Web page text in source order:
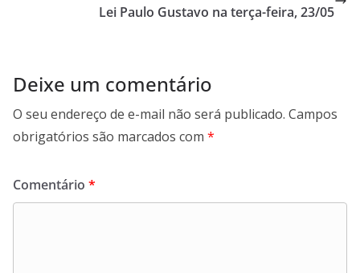
Lei Paulo Gustavo na terça-feira, 23/05
Deixe um comentário
O seu endereço de e-mail não será publicado. Campos
obrigatórios são marcados com *
Comentário *